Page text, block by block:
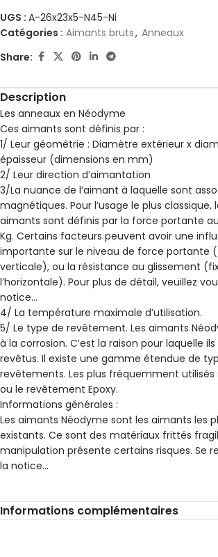
UGS : A-26x23x5-N45-Ni
Catégories : Aimants bruts, Anneaux
Share:
Description
Les anneaux en Néodyme
Ces aimants sont définis par :
1/ Leur géométrie : Diamètre extérieur x
épaisseur (dimensions en mm)
2/ Leur direction d’aimantation
3/La nuance de l’aimant à laquelle sont
magnétiques. Pour l’usage le plus classique,
aimants sont définis par la force portante
Kg. Certains facteurs peuvent avoir une
importante sur le niveau de force portante
verticale), ou la résistance au glissement
l’horizontale). Pour plus de détail, veuillez
notice…
4/ La température maximale d’utilisation.
5/ Le type de revêtement. Les aimants
à la corrosion. C’est la raison pour laquelle
revêtus. Il existe une gamme étendue de
revêtements. Les plus fréquemment utilisés
ou le revêtement Epoxy.
Informations générales :
Les aimants Néodyme sont les aimants les
existants. Ce sont des matériaux frittés
manipulation présente certains risques. Se
la notice…
Informations complémentaires